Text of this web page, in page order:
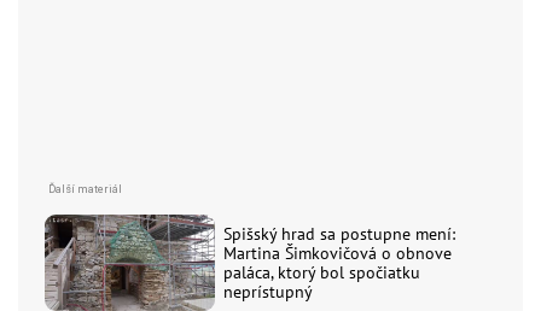
Spišský hrad sa postupne mení:
Martina Šimkovičová o obnove
paláca, ktorý bol spočiatku
neprístupný